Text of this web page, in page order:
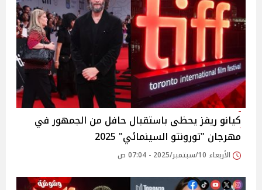
كيانو ريفز يحظى باستقبال حافل من الجمهور في
مهرجان "تورونتو السينمائي" 2025
الأربعاء 10/سبتمبر/2025 - 07:04 ص